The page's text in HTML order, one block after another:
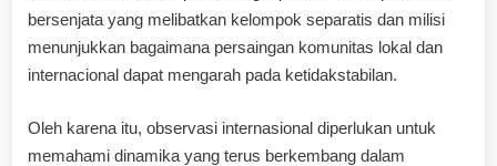
bersenjata yang melibatkan kelompok separatis dan milisi
menunjukkan bagaimana persaingan komunitas lokal dan
internacional dapat mengarah pada ketidakstabilan.
Oleh karena itu, observasi internasional diperlukan untuk
memahami dinamika yang terus berkembang dalam